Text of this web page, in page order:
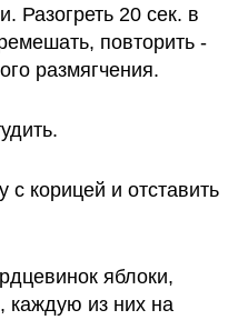
Разогреть 20 сек. в
повторить -
размягчения.
корицей и отставить
яблоки,
каждую из них на